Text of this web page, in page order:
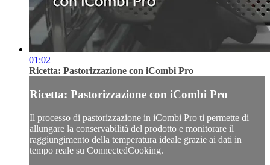
01:02
Ricetta: Pastorizzazione con iCombi Pro
Ricetta: Pastorizzazione con iCombi Pro
Il processo di pastorizzazione in iCombi Pro ti permette di
allungare la conservabilità del prodotto e monitorare il
raggiungimento della temperatura ideale grazie ai dati in
tempo reale su ConnectedCooking.